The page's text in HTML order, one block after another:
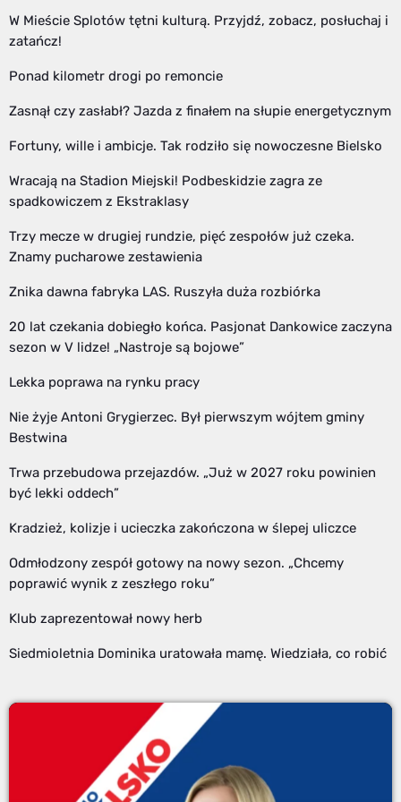
W Mieście Splotów tętni kulturą. Przyjdź, zobacz, posłuchaj i
zatańcz!
Ponad kilometr drogi po remoncie
Zasnął czy zasłabł? Jazda z finałem na słupie energetycznym
Fortuny, wille i ambicje. Tak rodziło się nowoczesne Bielsko
Wracają na Stadion Miejski! Podbeskidzie zagra ze
spadkowiczem z Ekstraklasy
Trzy mecze w drugiej rundzie, pięć zespołów już czeka.
Znamy pucharowe zestawienia
Znika dawna fabryka LAS. Ruszyła duża rozbiórka
20 lat czekania dobiegło końca. Pasjonat Dankowice zaczyna
sezon w V lidze! „Nastroje są bojowe”
Lekka poprawa na rynku pracy
Nie żyje Antoni Grygierzec. Był pierwszym wójtem gminy
Bestwina
Trwa przebudowa przejazdów. „Już w 2027 roku powinien
być lekki oddech”
Kradzież, kolizje i ucieczka zakończona w ślepej uliczce
Odmłodzony zespół gotowy na nowy sezon. „Chcemy
poprawić wynik z zeszłego roku”
Klub zaprezentował nowy herb
Siedmioletnia Dominika uratowała mamę. Wiedziała, co robić